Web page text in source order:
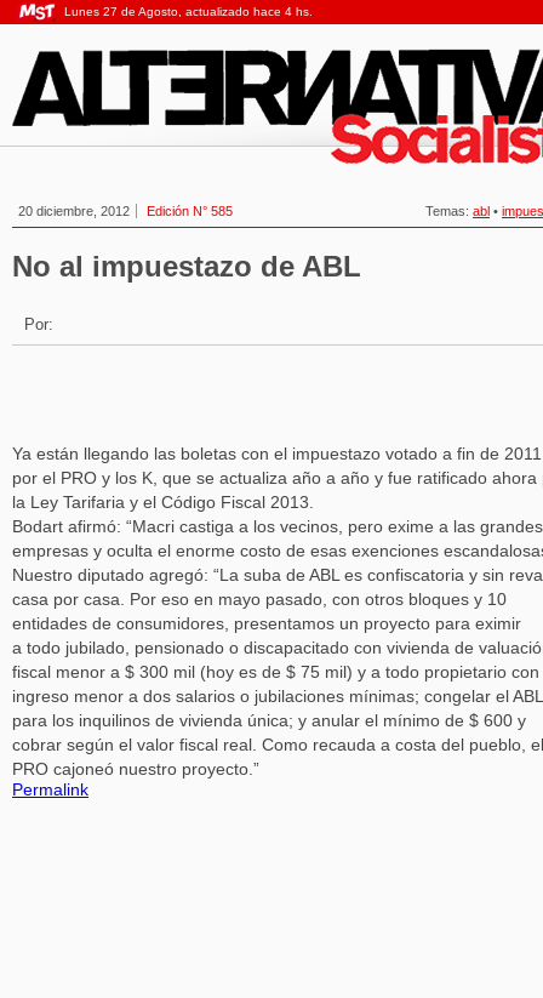
Lunes 27 de Agosto, actualizado hace 4 hs.
20 diciembre, 2012 Edición N° 585 Temas: abl •
No al impuestazo de ABL
Por:
Ya están llegando las boletas con el impuestazo votado a fin de 2011
por el PRO y los K, que se actualiza año a año y fue ratificado ahora
la Ley Tarifaria y el Código Fiscal 2013.
Bodart afirmó: “Macri castiga a los vecinos, pero exime a las grandes
empresas y oculta el enorme costo de esas exenciones
Nuestro diputado agregó: “La suba de ABL es confiscatoria y sin
casa por casa. Por eso en mayo pasado, con otros bloques y 10
entidades de consumidores, presentamos un proyecto para eximir
a todo jubilado, pensionado o discapacitado con vivienda de
fiscal menor a $ 300 mil (hoy es de $ 75 mil) y a todo propietario con
ingreso menor a dos salarios o jubilaciones mínimas; congelar el ABL
para los inquilinos de vivienda única; y anular el mínimo de $ 600 y
cobrar según el valor fiscal real. Como recauda a costa del pueblo, el
PRO cajoneó nuestro proyecto.”
Permalink